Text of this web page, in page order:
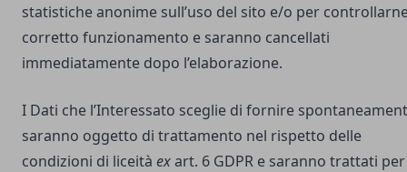
statistiche anonime sull’uso del sito e/o per
corretto funzionamento e saranno cancellati
immediatamente dopo l’elaborazione.
I Dati che l’Interessato sceglie di fornire
saranno oggetto di trattamento nel rispetto delle
condizioni di liceità exart. 6 GDPR e saranno trattati per